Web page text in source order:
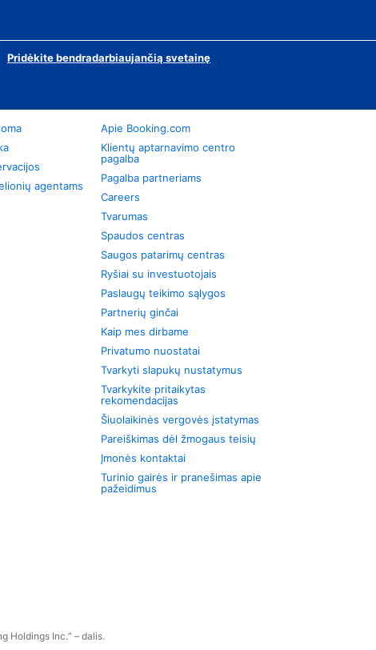
Pridėkite bendradarbiaujančią svetainę
agentams
Apie Booking.com
Klientų aptarnavimo centro
pagalba
Pagalba partneriams
Careers
Tvarumas
Spaudos centras
Saugos patarimų centras
Ryšiai su investuotojais
Paslaugų teikimo sąlygos
Partnerių ginčai
Kaip mes dirbame
Privatumo nuostatai
Tvarkyti slapukų nustatymus
Tvarkykite pritaikytas
rekomendacijas
Šiuolaikinės vergovės įstatymas
Pareiškimas dėl žmogaus teisių
Įmonės kontaktai
Turinio gairės ir pranešimas apie
pažeidimus
Holdings Inc.“ – dalis.